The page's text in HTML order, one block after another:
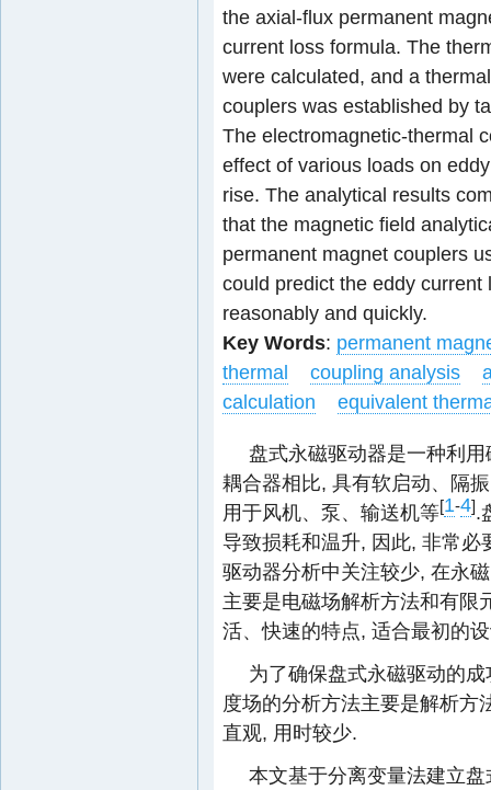
the axial-flux permanent
current loss formula. The
were calculated, and a
couplers was established by
The electromagnetic-thermal
effect of various loads on
rise. The analytical results
that the magnetic field
permanent magnet couplers
could predict the eddy
reasonably and quickly.
Key Words: permanent
thermal
coupling analysis
calculation
equivalent
盘式永磁驱动器是一种利
耦合器相比, 具有软启动、隔
用于风机、泵、输送机等[1-4].
导致损耗和温升, 因此, 非常
驱动器分析中关注较少, 在永
主要是电磁场解析方法和有限
活、快速的特点, 适合最初的
为了确保盘式永磁驱动的
度场的分析方法主要是解析方
直观, 用时较少.
本文基于分离变量法建立